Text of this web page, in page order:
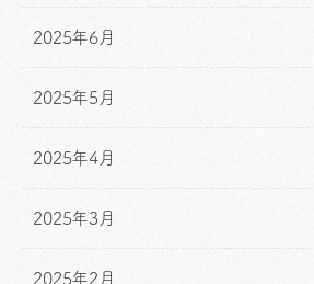
2025年6月
2025年5月
2025年4月
2025年3月
2025年2月